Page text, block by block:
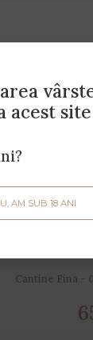
Cantine Fina -
acest site
AM SUB 18 ANI